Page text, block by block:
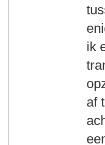
ik
af